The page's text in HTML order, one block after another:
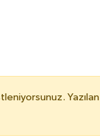
Yazılan